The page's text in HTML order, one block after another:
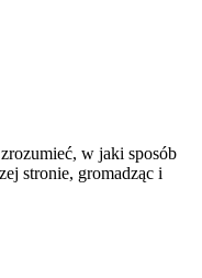
w jaki sposób
stronie, gromadząc i